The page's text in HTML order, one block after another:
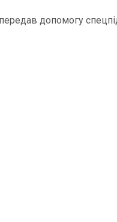
допомогу